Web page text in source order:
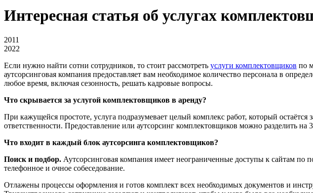
Интересная статья об услугах
2011
2022
Если нужно найти сотни сотрудников, то стоит рассмотреть услуги комплектовщиков по
аутсорсинговая компания предоставляет вам необходимое количество персонала в
любое время, включая сезонность, решать кадровые вопросы.
Что скрывается за услугой комплектовщиков в аренду?
При кажущейся простоте, услуга подразумевает целый комплекс работ, который
ответственности. Предоставление или аутсорсинг комплектовщиков можно разделить
Что входит в каждый блок аутсорсинга комплектовщиков?
Поиск и подбор. Аутсорсинговая компания имеет неограниченные доступы к сайтам по
телефонное и очное собеседование.
Отлажены процессы оформления и готов комплект всех необходимых документов и